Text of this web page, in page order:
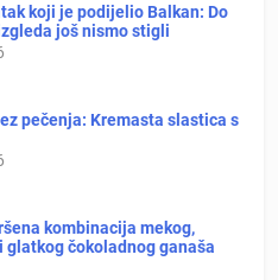
koji je podijelio Balkan: Do
još nismo stigli
pečenja: Kremasta slastica s
kombinacija mekog,
čokoladnog ganaša